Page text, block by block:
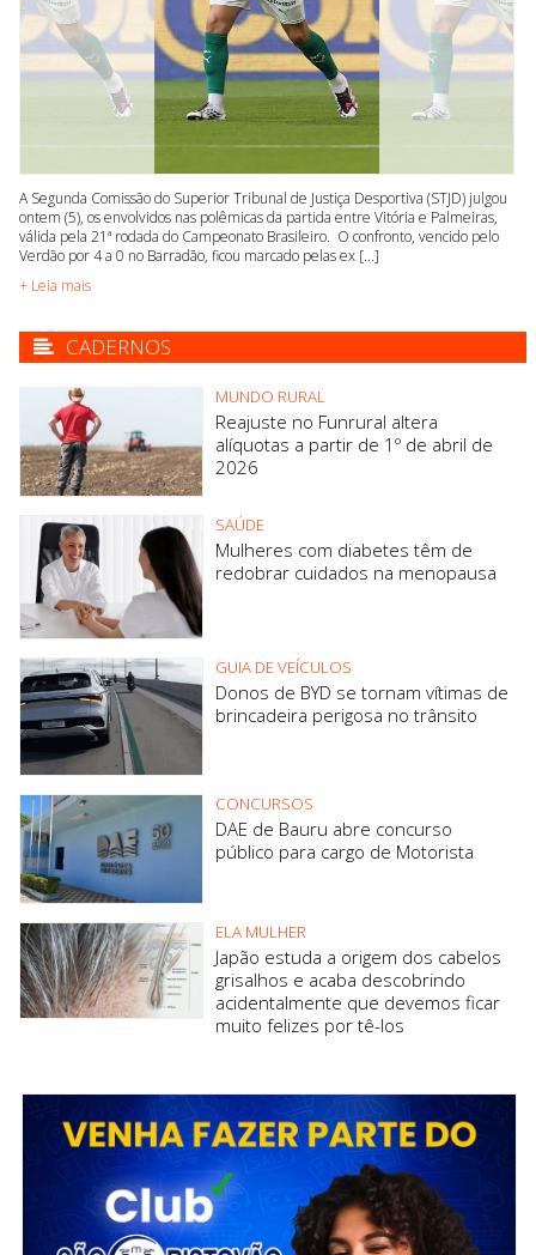
A Segunda Comissão do Superior Tribunal de Justiça Desportiva (STJD) julgou
ontem (5), os envolvidos nas polêmicas da partida entre Vitória e Palmeiras,
válida pela 21ª rodada do Campeonato Brasileiro. O confronto, vencido pelo
Verdão por 4 a 0 no Barradão, ficou marcado pelas ex [...]
+ Leia mais
CADERNOS
MUNDO RURAL
Reajuste no Funrural altera
alíquotas a partir de 1º de abril de
2026
SAÚDE
Mulheres com diabetes têm de
redobrar cuidados na menopausa
GUIA DE VEÍCULOS
Donos de BYD se tornam vítimas de
brincadeira perigosa no trânsito
CONCURSOS
DAE de Bauru abre concurso
público para cargo de Motorista
ELA MULHER
Japão estuda a origem dos cabelos
grisalhos e acaba descobrindo
acidentalmente que devemos ficar
muito felizes por tê-los